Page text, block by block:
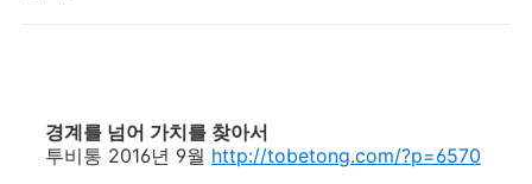
경계를 넘어 가치를 찾아서
투비통 2016년 9월 http://tobetong.com/?p=6570